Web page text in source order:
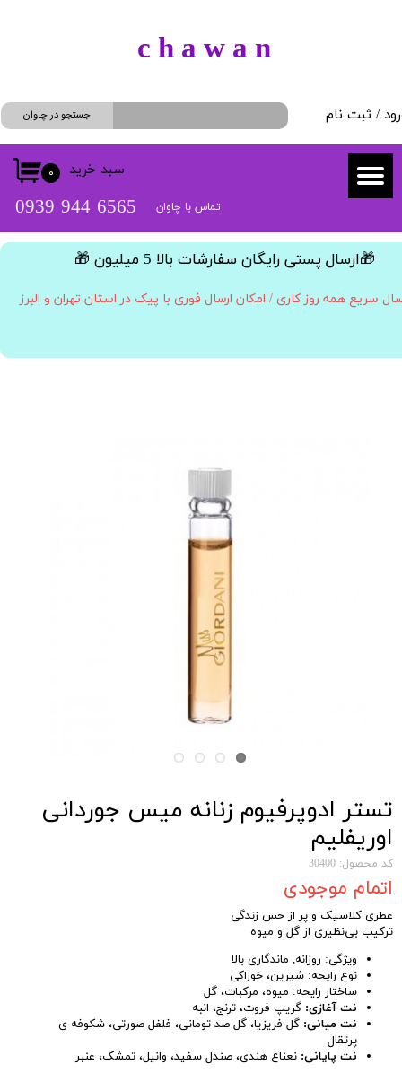
/ ثبت نام
سفارشات
خروج از حساب کاربری
جستجو در چاوان
​​6565 944 0939 تماس با چاوان
۰ سبد خرید
​c h a w a n
​🎁ارسال پستی رایگان سفارشات بالا 5 میلیون 🎁​​​​​​​
سریع همه روز کاری / امکان ارسال فوری با پیک در استان تهران و البرز
تستر ادوپرفیوم زنانه میس جوردانی
اوریفلیم
کد محصول: 30400
اتمام موجودی
عطری کلاسیک و پر از حس زندگی
ترکیب بی‌نظیری از گل و میوه
ویژگی: روزانه, ماندگاری بالا
نوع رایحه: شیرین، خوراکی
ساختار رایحه: میوه، مرکبات، گل
نت آغازی: گریپ فروت، ترنج، انبه
نت میانی: گل فریزیا، گل صد تومانی، فلفل صورتی، شکوفه ی
پرتقال
نت پایانی: نعناع هندی، صندل سفید، وانیل، تمشک، عنبر